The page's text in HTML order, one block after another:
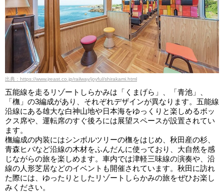
出典：https://www.jreast.co.jp/railway/joyful/shirakami.html
五能線を走るリゾートしらかみは「くまげら」、「青池」、
「橅」の3編成があり、それぞれデザインが異なります。五能線
沿線にある雄大な白神山地や日本海をゆっくりと楽しめるボッ
クス席や、運転席のすぐ後ろには展望スペースが設置されてい
ます。
橅編成の内装にはシンボルツリーの橅をはじめ、秋田産の杉、
青森ヒバなど沿線の木材をふんだんに使っており、大自然を感
じながらの旅を楽しめます。車内では津軽三味線の演奏や、沿
線の人形芝居などのイベントも開催されています。秋田に訪れ
た際には、ゆったりとしたリゾートしらかみの旅をぜひお楽し
みください。